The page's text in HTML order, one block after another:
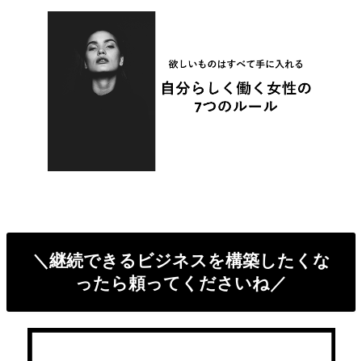
＼継続できるビジネスを構築したくな
ったら頼ってくださいね／